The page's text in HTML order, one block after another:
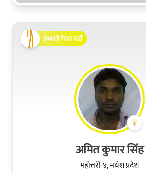
उज्यालो नेपाल पार्टी
अमित कुमार सिंह
महोत्तरी-४, मधेश प्रदेश